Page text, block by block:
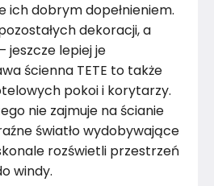
ich dobrym dopełnieniem.
dekoracji, a
jeszcze lepiej je
ścienna TETE to także
pokoi i korytarzy.
nie zajmuje na ścianie
światło wydobywające
rozświetli przestrzeń
windy.